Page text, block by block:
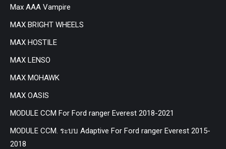
Max AAA Vampire
MAX BRIGHT WHEELS
MAX HOSTILE
MAX LENSO
MAX MOHAWK
MAX OASIS
MODULE CCM For Ford ranger Everest 2018-2021
MODULE CCM. ระบบ Adaptive For Ford ranger Everest 2015-
2018